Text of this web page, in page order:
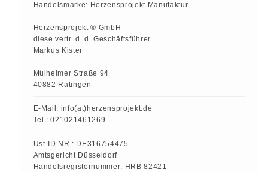
Abenteuerwochenende oder eine
Ziel!
Handelsmarke: Herzensprojekt Manufaktur
Herzensprojekt ® GmbH
diese vertr. d. d. Geschäftsführer
Markus Kister
Mülheimer Straße 94
40882 Ratingen
E-Mail: info(at)herzensprojekt.de
Tel.: 021021461269
Ust-ID NR.: DE316754475
Amtsgericht Düsseldorf
Handelsregisternummer: HRB 82421